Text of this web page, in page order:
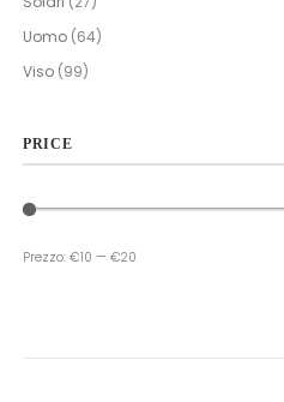
Uomo (64)
Viso (99)
PRICE
Prezzo:€10 —€20